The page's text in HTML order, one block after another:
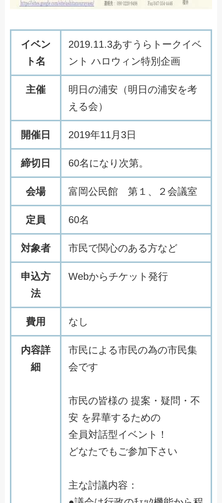
イベン
ト名
2019.11.3あすうらトークイベ
ント ハロウィン特別企画
主催 明 日 の浦安 （明 日 の浦安を考
え る会）
開催日 2019年11 月 3日
締切日 60名 にな り 次第。
会場 富 岡公民館 第 １ 、 ２ 会議室
定員 60名
対象者 市民で関心のある方など
申込方
法
Webからチケッ ト 発行
費用 な し
内容詳
細
市民に よ る市民の為の市民集
会です
市民の皆様の 提案 ・ 疑問 ・ 不
安 を昇華するための
全 員対話型イベン ト ！
どなたでも ご参加下さ い
主な討議内容 ：